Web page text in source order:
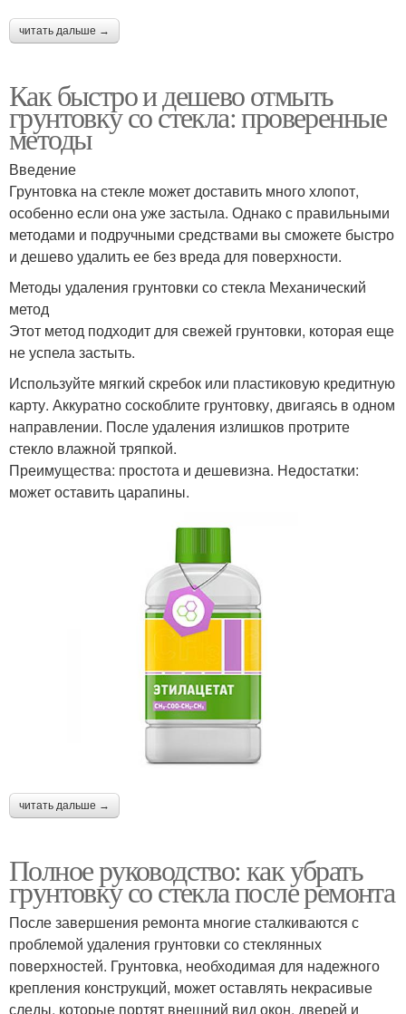
читать дальше →
Как быстро и дешево отмыть
грунтовку со стекла: проверенные
методы
Введение
Грунтовка на стекле может доставить много хлопот,
особенно если она уже застыла. Однако с правильными
методами и подручными средствами вы сможете быстро
и дешево удалить ее без вреда для поверхности.
Методы удаления грунтовки со стекла Механический
метод
Этот метод подходит для свежей грунтовки, которая еще
не успела застыть.
Используйте мягкий скребок или пластиковую кредитную
карту. Аккуратно соскоблите грунтовку, двигаясь в одном
направлении. После удаления излишков протрите
стекло влажной тряпкой.
Преимущества: простота и дешевизна. Недостатки:
может оставить царапины.
читать дальше →
Полное руководство: как убрать
грунтовку со стекла после ремонта
После завершения ремонта многие сталкиваются с
проблемой удаления грунтовки со стеклянных
поверхностей. Грунтовка, необходимая для надежного
крепления конструкций, может оставлять некрасивые
следы, которые портят внешний вид окон, дверей и